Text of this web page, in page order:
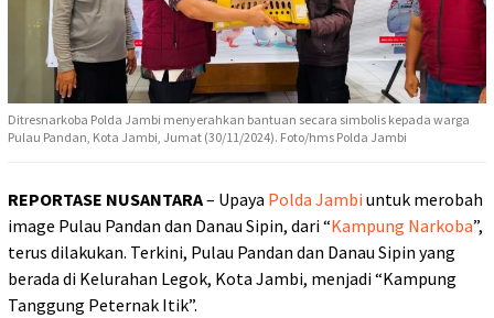
Ditresnarkoba Polda Jambi menyerahkan bantuan secara simbolis kepada warga
Pulau Pandan, Kota Jambi, Jumat (30/11/2024). Foto/hms Polda Jambi
REPORTASE NUSANTARA– Upaya Polda Jambi untuk merobah
image Pulau Pandan dan Danau Sipin, dari “Kampung Narkoba”,
terus dilakukan. Terkini, Pulau Pandan dan Danau Sipin yang
berada di Kelurahan Legok, Kota Jambi, menjadi “Kampung
Tanggung Peternak Itik”.